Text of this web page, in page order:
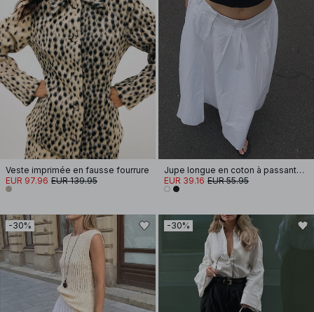
Veste imprimée en fausse fourrure
EUR 97.96 EUR 139.95
Jupe longue en coton à passants de ceinture
EUR 39.16 EUR 55.95
-30% -30%